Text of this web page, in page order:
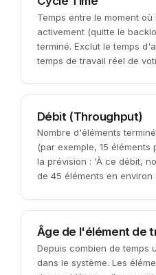
Temps entre le moment
activement (quitte le
terminé. Exclut le temps
temps de travail réel de
Débit (Throughput)
Nombre d'éléments
(par exemple, 15 éléments
la prévision : 'À ce débit,
de 45 éléments en environ
Âge de l'élément de
Depuis combien de temps
dans le système. Les